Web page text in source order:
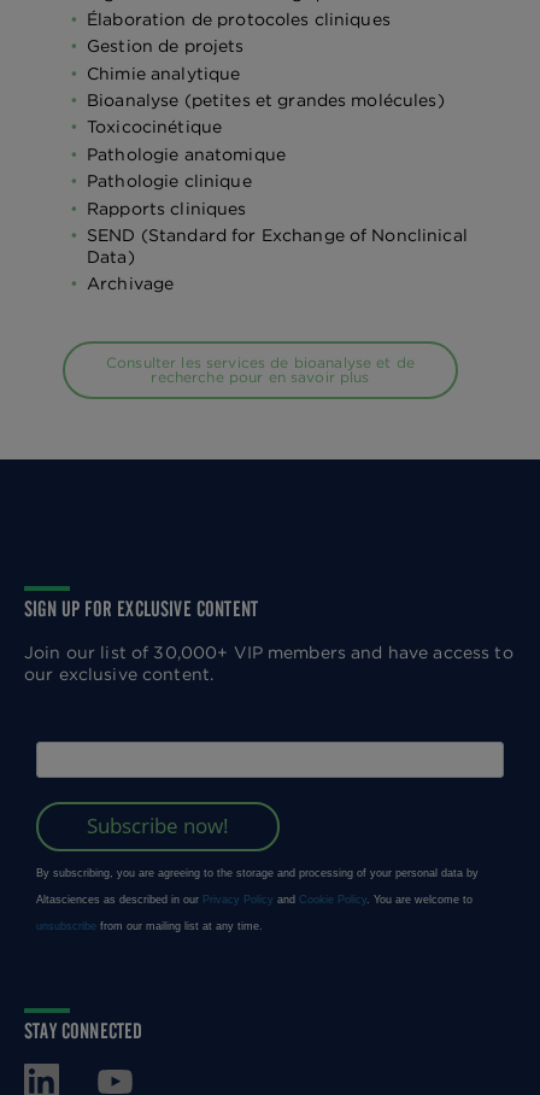
Élaboration de protocoles cliniques
Gestion de projets
Chimie analytique
Bioanalyse (petites et grandes molécules)
Toxicocinétique
Pathologie anatomique
Pathologie clinique
Rapports cliniques
SEND (Standard for Exchange of Nonclinical
Data)
Archivage
Consulter les services de bioanalyse et de
recherche pour en savoir plus
SIGN UP FOR EXCLUSIVE CONTENT
Join our list of 30,000+ VIP members and have access to
our exclusive content.
STAY CONNECTED